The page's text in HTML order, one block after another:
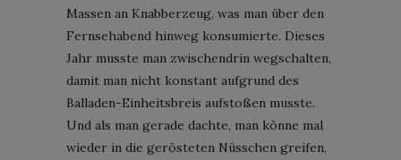
Massen an Knabberzeug, was man über den
Fernsehabend hinweg konsumierte. Dieses
Jahr musste man zwischendrin wegschalten,
damit man nicht konstant aufgrund des
Balladen-Einheitsbreis aufstoßen musste.
Und als man gerade dachte, man könne mal
wieder in die gerösteten Nüsschen greifen,